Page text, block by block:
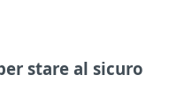
stare al sicuro